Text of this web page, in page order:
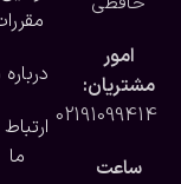
امور
مشتریان:
02191099414
ساعت
ارتباط
ما